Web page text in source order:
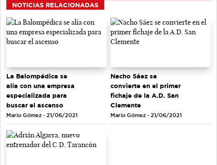
NOTICIAS RELACIONADAS
La Balompédica se
alía con una empresa
especializada para
buscar el ascenso
Mario Gómez - 21/06/2021
Nacho Sáez se
convierte en el primer
fichaje de la A.D. San
Clemente
Mario Gómez - 21/06/2021